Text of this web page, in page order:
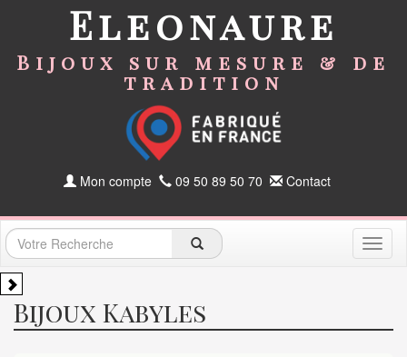
Eleonaure
Bijoux sur mesure & de
tradition
Mon compte 09 50 89 50 70 Contact
Bijoux Kabyles